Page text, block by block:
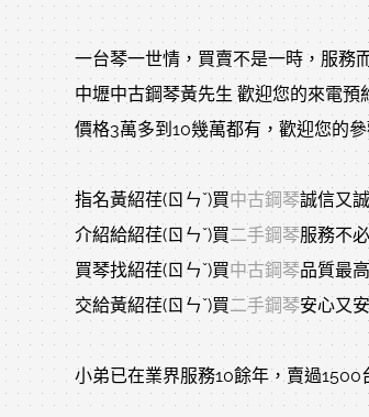
一台琴一世情，買賣不是一時，服務
中壢中古鋼琴黃先生 歡迎您的來電預
價格3萬多到10幾萬都有，歡迎您的
指名黃紹荏(ㄖㄣˇ)買中古鋼琴誠信又
介紹給紹荏(ㄖㄣˇ)買二手鋼琴服務不
買琴找紹荏(ㄖㄣˇ)買中古鋼琴品質最
交給黃紹荏(ㄖㄣˇ)買二手鋼琴安心又
小弟已在業界服務10餘年，賣過